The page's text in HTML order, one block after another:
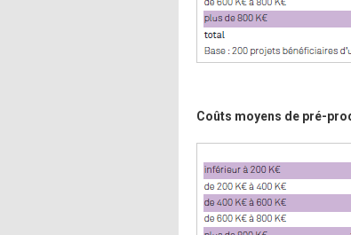
Coûts moyens de pré-